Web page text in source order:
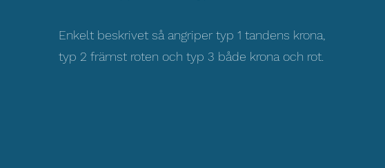
Enkelt beskrivet så angriper typ 1 tandens krona,
typ 2 främst roten och typ 3 både krona och rot.